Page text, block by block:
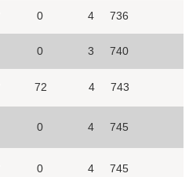
0 4 736
0 3 740
72 4 743
0 4 745
0 4 745